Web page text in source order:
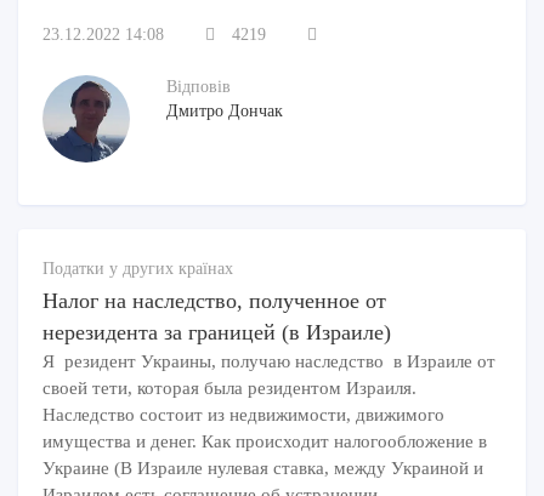
23.12.2022 14:08 4219
Відповів
Дмитро Дончак
Податки у других країнах
Налог на наследство, полученное от
нерезидента за границей (в Израиле)
Я резидент Украины, получаю наследство в Израиле от
своей тети, которая была резидентом Израиля.
Наследство состоит из недвижимости, движимого
имущества и денег. Как происходит налогообложение в
Украине (В Израиле нулевая ставка, между Украиной и